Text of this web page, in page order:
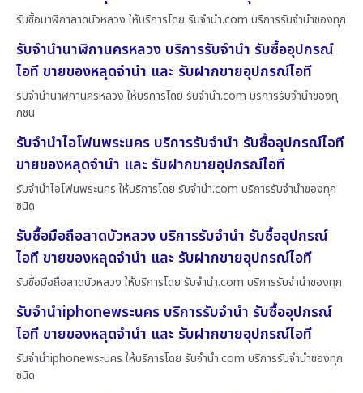
รับซื้อนาฬิกาลาดบัวหลวง ให้บริการโดย รับจํานํา.com บริการรับจำนำของทุก
รับจำนำนาฬิกานครหลวง บริการรับจำนำ รับซื้ออุปกรณ์
ไอที ขายของหลุดจำนำ และ รับฝากขายอุปกรณ์ไอที
รับจำนำนาฬิกานครหลวง ให้บริการโดย รับจํานํา.com บริการรับจำนำของทุ
กชนิ
รับจำนำไอโฟนพระนคร บริการรับจำนำ รับซื้ออุปกรณ์ไอที
ขายของหลุดจำนำ และ รับฝากขายอุปกรณ์ไอที
รับจำนำไอโฟนพระนคร ให้บริการโดย รับจํานํา.com บริการรับจำนำของทุก
ชนิด
รับซื้อมือถือลาดบัวหลวง บริการรับจำนำ รับซื้ออุปกรณ์
ไอที ขายของหลุดจำนำ และ รับฝากขายอุปกรณ์ไอที
รับซื้อมือถือลาดบัวหลวง ให้บริการโดย รับจํานํา.com บริการรับจำนำของทุก
รับจำนำiphoneพระนคร บริการรับจำนำ รับซื้ออุปกรณ์
ไอที ขายของหลุดจำนำ และ รับฝากขายอุปกรณ์ไอที
รับจำนำiphoneพระนคร ให้บริการโดย รับจํานํา.com บริการรับจำนำของทุก
ชนิด